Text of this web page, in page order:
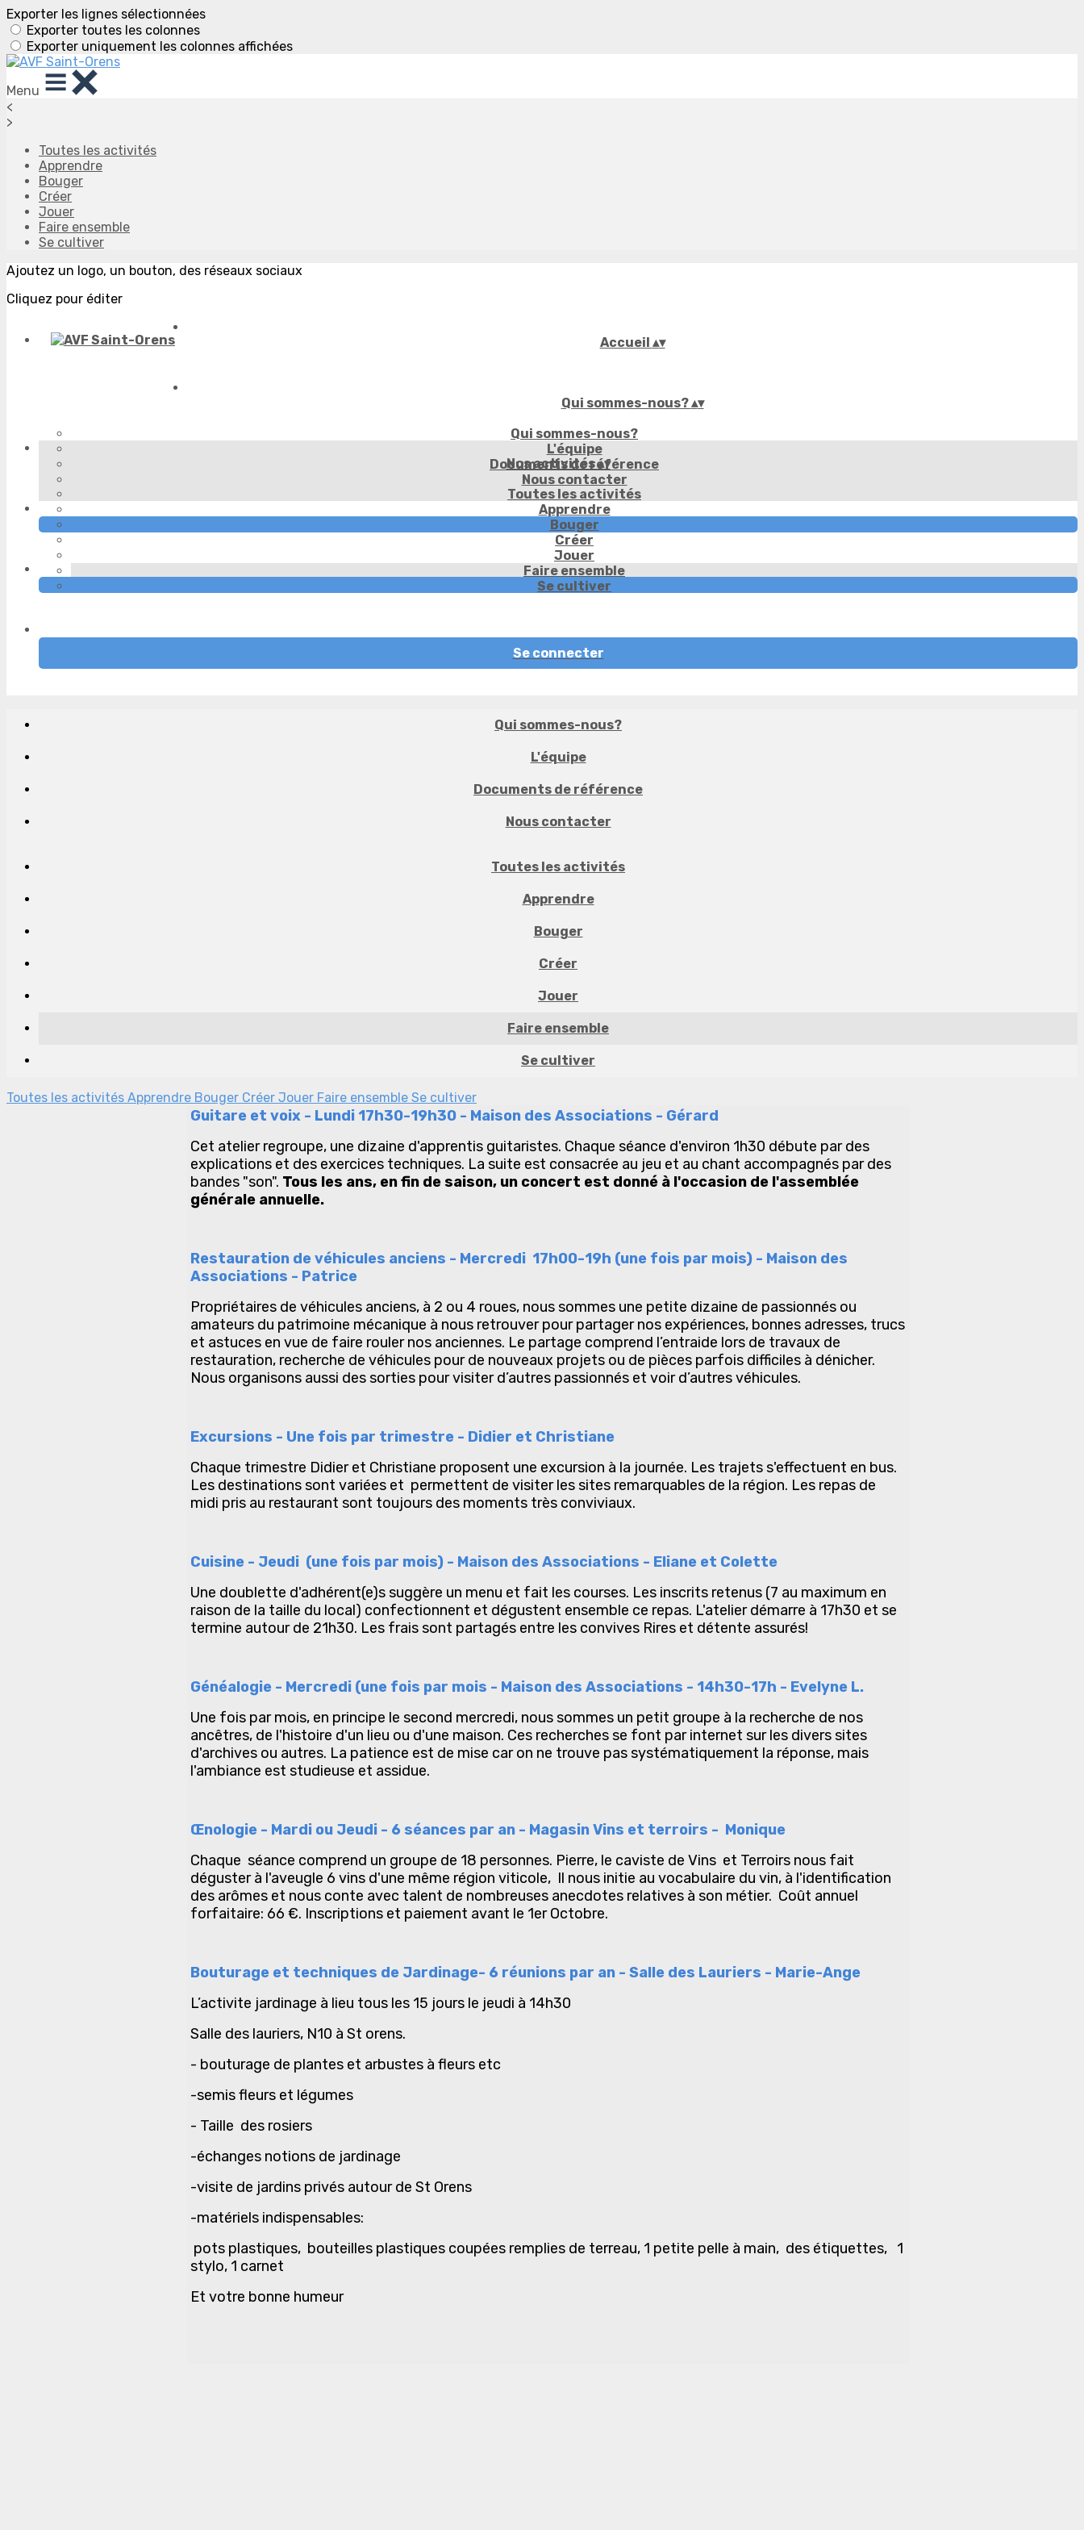
Exporter les lignes sélectionnées
Exporter toutes les colonnes
Exporter uniquement les colonnes affichées
Menu
<
>
Toutes les activités
Apprendre
Bouger
Créer
Jouer
Faire ensemble
Se cultiver
Ajoutez un logo, un bouton, des réseaux sociaux
Cliquez pour éditer
Accueil ▴▾
Qui sommes-nous?▴▾
Qui sommes-nous?
L'équipe
Documents de référence
Nous contacter
Nos activités▴▾
Toutes les activités
Apprendre
Bouger
Créer
Jouer
Faire ensemble
Se cultiver
Se connecter
Qui sommes-nous?
L'équipe
Documents de référence
Nous contacter
Toutes les activités
Apprendre
Bouger
Créer
Jouer
Faire ensemble
Se cultiver
Toutes les activités Apprendre Bouger Créer Jouer Faire ensemble Se cultiver
Guitare et voix - Lundi 17h30-19h30 - Maison des Associations - Gérard
Cet atelier regroupe, une dizaine d'apprentis guitaristes. Chaque séance d'environ 1h30 débute par des
explications et des exercices techniques. La suite est consacrée au jeu et au chant accompagnés par des
bandes "son". Tous les ans, en fin de saison, un concert est donné à l'occasion de l'assemblée
générale annuelle.
Restauration de véhicules anciens - Mercredi 17h00-19h (une fois par mois) - Maison des
Associations - Patrice
Propriétaires de véhicules anciens, à 2 ou 4 roues, nous sommes une petite dizaine de passionnés ou
amateurs du patrimoine mécanique à nous retrouver pour partager nos expériences, bonnes adresses, trucs
et astuces en vue de faire rouler nos anciennes. Le partage comprend l’entraide lors de travaux de
restauration, recherche de véhicules pour de nouveaux projets ou de pièces parfois difficiles à dénicher.
Nous organisons aussi des sorties pour visiter d’autres passionnés et voir d’autres véhicules.
Excursions - Une fois par trimestre - Didier et Christiane
Chaque trimestre Didier et Christiane proposent une excursion à la journée. Les trajets s'effectuent en bus.
Les destinations sont variées et permettent de visiter les sites remarquables de la région. Les repas de
midi pris au restaurant sont toujours des moments très conviviaux.
Cuisine - Jeudi (une fois par mois) - Maison des Associations - Eliane et Colette
Une doublette d'adhérent(e)s suggère un menu et fait les courses. Les inscrits retenus (7 au maximum en
raison de la taille du local) confectionnent et dégustent ensemble ce repas. L'atelier démarre à 17h30 et se
termine autour de 21h30. Les frais sont partagés entre les convives Rires et détente assurés!
Généalogie - Mercredi (une fois par mois - Maison des Associations - 14h30-17h - Evelyne L.
Une fois par mois, en principe le second mercredi, nous sommes un petit groupe à la recherche de nos
ancêtres, de l'histoire d'un lieu ou d'une maison. Ces recherches se font par internet sur les divers sites
d'archives ou autres. La patience est de mise car on ne trouve pas systématiquement la réponse, mais
l'ambiance est studieuse et assidue.
Œnologie - Mardi ou Jeudi - 6 séances par an - Magasin Vins et terroirs - Monique
Chaque séance comprend un groupe de 18 personnes. Pierre, le caviste de Vins et Terroirs nous fait
déguster à l'aveugle 6 vins d'une même région viticole, Il nous initie au vocabulaire du vin, à l'identification
des arômes et nous conte avec talent de nombreuses anecdotes relatives à son métier. Coût annuel
forfaitaire: 66 €. Inscriptions et paiement avant le 1er Octobre.
Bouturage et techniques de Jardinage- 6 réunions par an - Salle des Lauriers - Marie-Ange
L’activite jardinage à lieu tous les 15 jours le jeudi à 14h30
Salle des lauriers, N10 à St orens.
- bouturage de plantes et arbustes à fleurs etc
-semis fleurs et légumes
- Taille des rosiers
-échanges notions de jardinage
-visite de jardins privés autour de St Orens
-matériels indispensables:
pots plastiques, bouteilles plastiques coupées remplies de terreau, 1 petite pelle à main, des étiquettes, 1
stylo, 1 carnet
Et votre bonne humeur